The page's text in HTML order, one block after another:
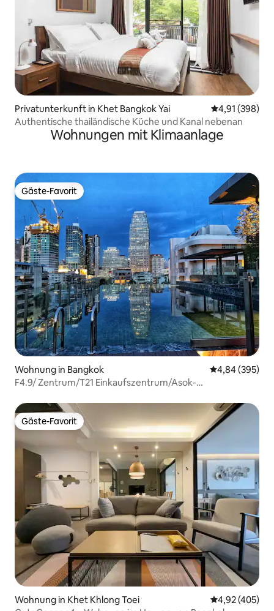
Privatunterkunft in Khet Bangkok Yai
4,91 (398)
Authentische thailändische Küche und Kanal nebenan
Wohnungen mit Klimaanlage
Gäste-Favorit
Gäste-Favorit
Wohnung in Bangkok
4,84 (395)
F4.9/ Zentrum/T21 Einkaufszentrum/Asok-
Gäste-Favorit
Gäste-Favorit
Wohnung in Khet Khlong Toei
4,92 (405)